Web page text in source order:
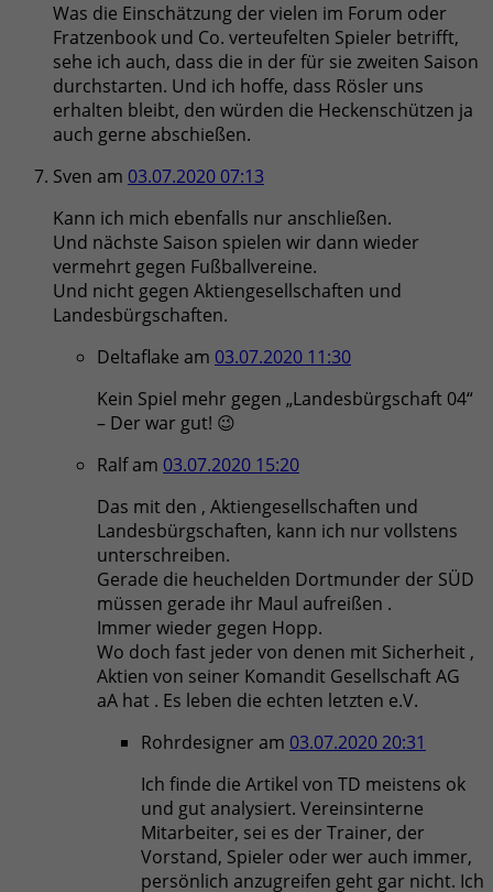
Was die Einschätzung der vielen im Forum oder
Fratzenbook und Co. verteufelten Spieler betrifft,
sehe ich auch, dass die in der für sie zweiten Saison
durchstarten. Und ich hoffe, dass Rösler uns
erhalten bleibt, den würden die Heckenschützen ja
auch gerne abschießen.
Sven am 03.07.2020 07:13
Kann ich mich ebenfalls nur anschließen.
Und nächste Saison spielen wir dann wieder
vermehrt gegen Fußballvereine.
Und nicht gegen Aktiengesellschaften und
Landesbürgschaften.
Deltaflake am 03.07.2020 11:30
Kein Spiel mehr gegen „Landesbürgschaft 04“
– Der war gut! 😉
Ralfam 03.07.2020 15:20
Das mit den , Aktiengesellschaften und
Landesbürgschaften, kann ich nur vollstens
unterschreiben.
Gerade die heuchelden Dortmunder der SÜD
müssen gerade ihr Maul aufreißen .
Immer wieder gegen Hopp.
Wo doch fast jeder von denen mit Sicherheit ,
Aktien von seiner Komandit Gesellschaft AG
aA hat . Es leben die echten letzten e.V.
Rohrdesigner am 03.07.2020 20:31
Ich finde die Artikel von TD meistens ok
und gut analysiert. Vereinsinterne
Mitarbeiter, sei es der Trainer, der
Vorstand, Spieler oder wer auch immer,
persönlich anzugreifen geht gar nicht. Ich